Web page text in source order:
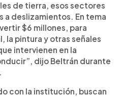
de tierra, esos sectores
a deslizamientos. En tema
$6 millones, para
la pintura y otras señales
intervienen en la
dijo Beltrán durante
con la institución, buscan